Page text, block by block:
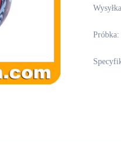
Wysyłka
Próbka: